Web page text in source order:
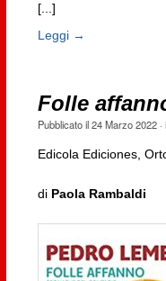
[...]
Leggi →
Folle
Pubblicato il24 Marzo 2022·
Edicola Ediciones,
di Paola Rambaldi